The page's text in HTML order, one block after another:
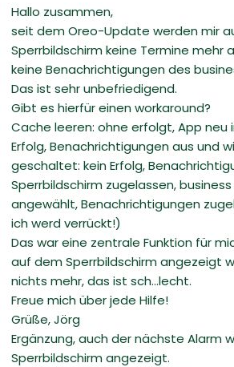
m
Hallo zusammen,
seit dem Oreo-Update werden mir
Sperrbildschirm keine Termine mehr
keine Benachrichtigungen des
Das ist sehr unbefriedigend.
Gibt es hierfür einen workaround?
Cache leeren: ohne erfolgt, App neu
Erfolg, Benachrichtigungen aus und
geschaltet: kein Erfolg,
Sperrbildschirm zugelassen,
angewählt, Benachrichtigungen
ich werd verrückt!)
Das war eine zentrale Funktion für
auf dem Sperrbildschirm angezeigt
nichts mehr, das ist sch...lecht.
Freue mich über jede Hilfe!
Grüße, Jörg
Ergänzung, auch der nächste Alarm
Sperrbildschirm angezeigt.